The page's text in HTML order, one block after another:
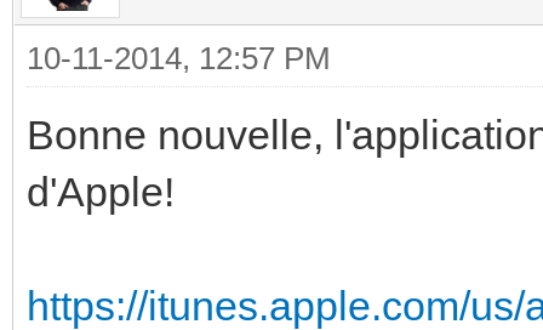
10-11-2014, 12:57 PM
Bonne nouvelle,
d'Apple!
https://itunes.apple.com/